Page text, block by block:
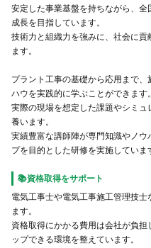
安定した事業基盤を持ちながら、
成長を目指しています。
技術力と組織力を強みに、社会に
ます。
プラント工事の基礎から応用まで
ハウを実践的に学ぶことができます。
実際の現場を想定した課題やシミ
養います。
実績豊富な講師陣が専門知識やノ
プを目的とした研修を実施していま
📚資格取得をサポート
電気工事士や電気工事施工管理技
ます。
資格取得にかかる費用は会社が負
ップできる環境を整えています。